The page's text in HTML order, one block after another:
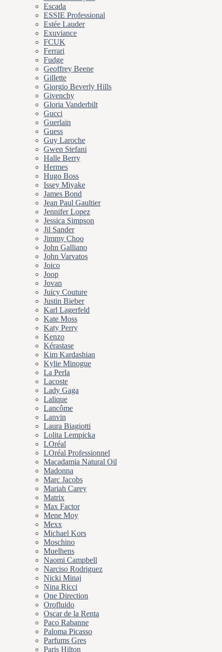
Escada
ESSIE Professional
Estée Lauder
Exuviance
FCUK
Ferrari
Fudge
Geoffrey Beene
Gillette
Giorgio Beverly Hills
Givenchy
Gloria Vanderbilt
Gucci
Guerlain
Guess
Guy Laroche
Gwen Stefani
Halle Berry
Hermes
Hugo Boss
Issey Miyake
James Bond
Jean Paul Gaultier
Jennifer Lopez
Jessica Simpson
Jil Sander
Jimmy Choo
John Galliano
John Varvatos
Joico
Joop
Jovan
Juicy Couture
Justin Bieber
Karl Lagerfeld
Kate Moss
Katy Perry
Kenzo
Kérastase
Kim Kardashian
Kylie Minogue
La Perla
Lacoste
Lady Gaga
Lalique
Lancôme
Lanvin
Laura Biagiotti
Lolita Lempicka
LOréal
LOréal Professionnel
Macadamia Natural Oil
Madonna
Marc Jacobs
Mariah Carey
Matrix
Max Factor
Mene Moy
Mexx
Michael Kors
Moschino
Muelhens
Naomi Campbell
Narciso Rodriguez
Nicki Minaj
Nina Ricci
One Direction
Orofluido
Oscar de la Renta
Paco Rabanne
Paloma Picasso
Parfums Gres
Paris Hilton